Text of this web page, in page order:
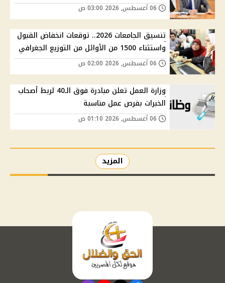
تنسيق الجامعات 2026.. توقعات انخفاض القبول
واستثناء 1500 من الأوائل من التوزيع الجغرافي
وزارة العمل تعلن مبادرة فوق الـ40 لربط أصحاب
الخبرات بفرص عمل مناسبة
المزيد